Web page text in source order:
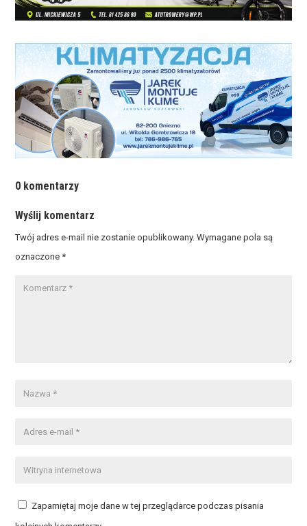
0 komentarzy
Wyślij komentarz
Twój adres e-mail nie zostanie opublikowany. Wymagane pola są
oznaczone*
Zapamiętaj moje dane w tej przeglądarce podczas pisania